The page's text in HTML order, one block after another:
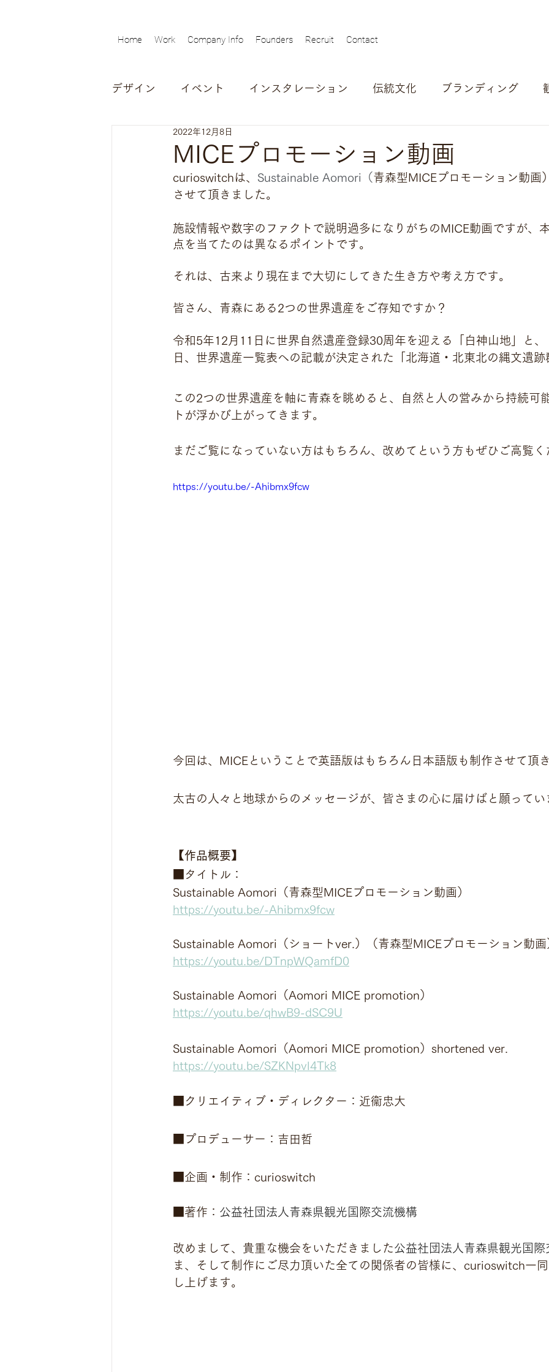
Home Work Company Info Founders Recruit Contact
デザイン イベント インスタレーション 伝統文化 ブランディング
対談 インタビュー
MICEプロモーション動画
2022年12月8日
curioswitchは、 Sustainable Aomori（ 青森型MICEプロモーション動画
させて頂きました。
施設情報や数字のファクトで説明過多になりがちのMICE動画ですが、
点を当てたのは異なるポイントです。
それは、古来より現在まで大切にしてきた生き方や考え方です。
皆さん、青森にある2つの世界遺産をご存知ですか？
令和5年12月11日に世界自然遺産登録30周年を迎える「白神山地」と
日、世界遺産一覧表への記載が決定された「北海道・北東北の縄文遺跡
この2つの世界遺産を軸に青森を眺めると、自然と人の営みから持続可
トが浮かび上がってきます。
まだご覧になっていない方はもちろん、改めてという方もぜひご高覧く
https://youtu.be/-Ahibmx9fcw
今回は、MICEということで英語版はもちろん日本語版も制作させて頂
太古の人々と地球からのメッセージが、皆さまの心に届けばと願ってい
【作品概要】
■タイトル：
Sustainable Aomori（青森型MICEプロモーション動画）
https://youtu.be/-Ahibmx9fcw
Sustainable Aomori（ショートver.）（青森型MICEプロモーション動画
https://youtu.be/DTnpWQamfD0
Sustainable Aomori（Aomori MICE promotion）
https://youtu.be/qhwB9-dSC9U
Sustainable Aomori（Aomori MICE promotion）shortened ver.
https://youtu.be/SZKNpvl4Tk8
■クリエイティブ・ディレクター：近衞忠大
■プロデューサー：吉田哲
■企画・制作：curioswitch
■著作： 公益社団法人青森県観光国際交流機構
改めまして、貴重な機会をいただきました公益社団法人青森県観光国際
ま、そして制作にご尽力頂いた全ての関係者の皆様に、curioswitch一
し上げます。